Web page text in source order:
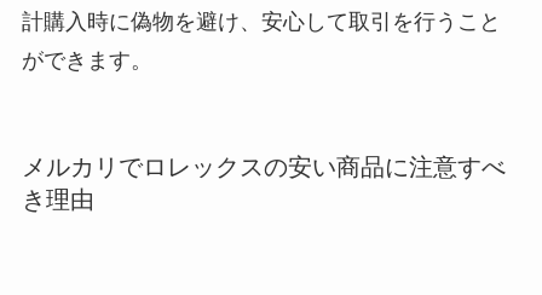
計購入時に偽物を避け、安心して取引を行うこと
ができます。
メルカリでロレックスの安い商品に注意すべ
き理由